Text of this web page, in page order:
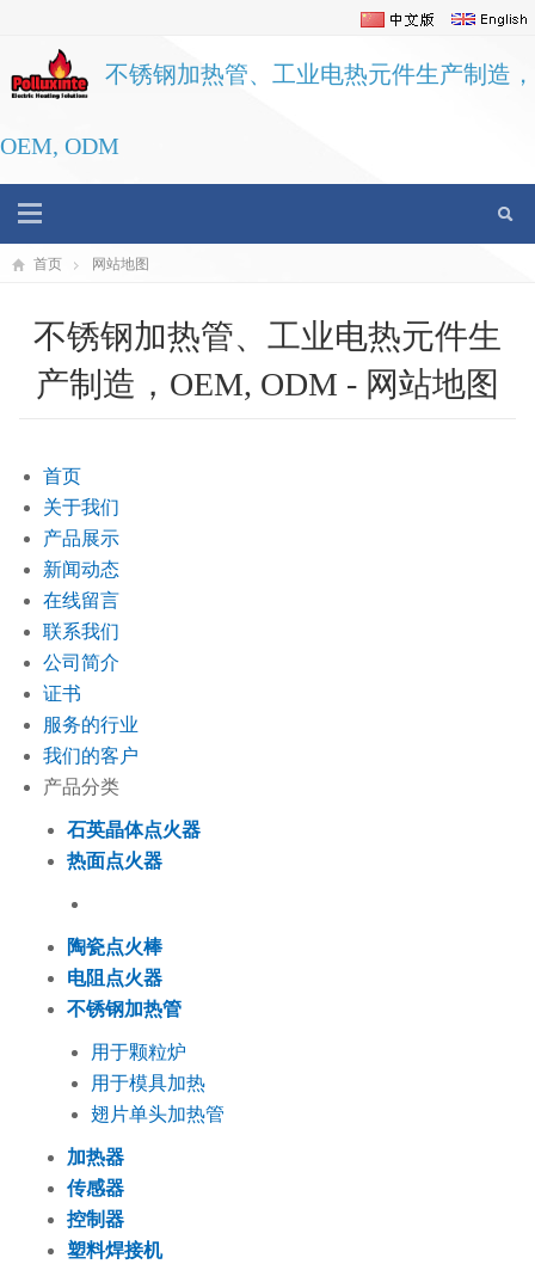
不锈钢加热管、工业电热元件生产制造，
OEM, ODM
首页 网站地图
不锈钢加热管、工业电热元件生
产制造，OEM, ODM - 网站地图
首页
关于我们
产品展示
新闻动态
在线留言
联系我们
公司简介
证书
服务的行业
我们的客户
产品分类
石英晶体点火器
热面点火器
陶瓷点火棒
电阻点火器
不锈钢加热管
用于颗粒炉
用于模具加热
翅片单头加热管
加热器
传感器
控制器
塑料焊接机